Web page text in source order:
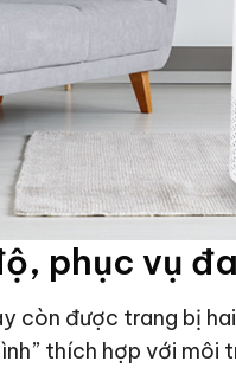
phục vụ
còn được trang bị
thích hợp với